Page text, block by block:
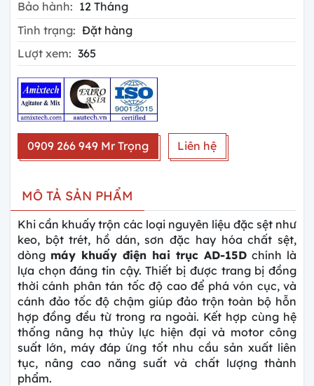
Bảo hành: 12 Tháng
Tình trạng: Đặt hàng
Lượt xem: 365
0909 266 949 Mr Trọng Liên hệ
MÔ TẢ SẢN PHẨM
Khi cần khuấy trộn các loại nguyên liệu đặc sệt như
keo, bột trét, hồ dán, sơn đặc hay hóa chất sệt,
dòng máy khuấy điện hai trục AD-15D chính là
lựa chọn đáng tin cậy. Thiết bị được trang bị đồng
thời cánh phân tán tốc độ cao để phá vón cục, và
cánh đảo tốc độ chậm giúp đảo trộn toàn bộ hỗn
hợp đồng đều từ trong ra ngoài. Kết hợp cùng hệ
thống nâng hạ thủy lực hiện đại và motor công
suất lớn, máy đáp ứng tốt nhu cầu sản xuất liên
tục, nâng cao năng suất và chất lượng thành
phẩm.